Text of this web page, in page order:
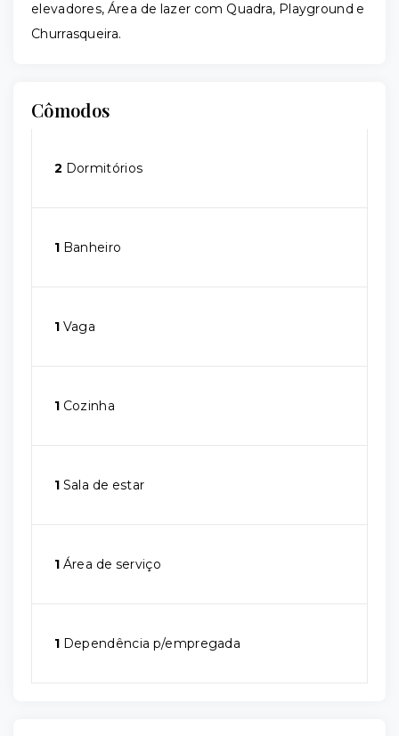
elevadores, Área de lazer com Quadra, Playground e
Churrasqueira.
Cômodos
2 Dormitórios
1 Banheiro
1 Vaga
1 Cozinha
1 Sala de estar
1 Área de serviço
1 Dependência p/empregada